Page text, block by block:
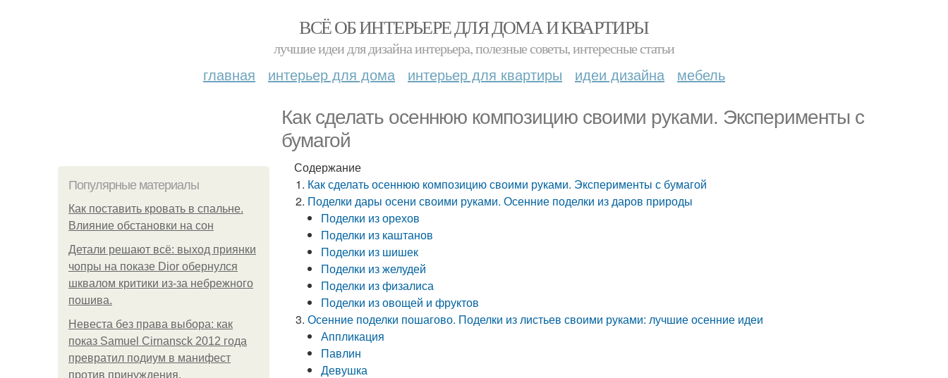
ВСЁ ОБ ИНТЕРЬЕРЕ ДЛЯ ДОМА И КВАРТИРЫ
лучшие идеи для дизайна интерьера, полезные советы, интересные статьи
главная интерьер для дома интерьер для квартиры идеи дизайна мебель
Как сделать осеннюю композицию своими руками. Эксперименты с
бумагой
Популярные материалы
Как поставить кровать в спальне.
Влияние обстановки на сон
Детали решают всё: выход приянки
чопры на показе Dior обернулся
шквалом критики из-за небрежного
пошива.
Невеста без права выбора: как
показ Samuel Cirnansck 2012 года
превратил подиум в манифест
против принуждения.
Содержание
Как сделать осеннюю композицию своими руками. Эксперименты с бумагой
Поделки дары осени своими руками. Осенние поделки из даров природы
Поделки из орехов
Поделки из каштанов
Поделки из шишек
Поделки из желудей
Поделки из физалиса
Поделки из овощей и фруктов
Осенние поделки пошагово. Поделки из листьев своими руками: лучшие осенние идеи
Аппликация
Павлин
Девушка